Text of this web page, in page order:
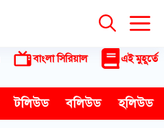
বাংলা সিরিয়াল এই মুহূর্তে
টলিউড বলিউড হলিউড